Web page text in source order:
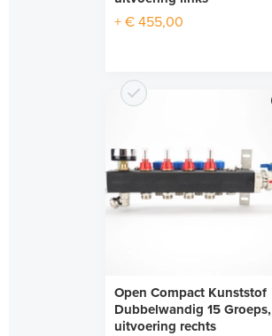
+ € 455,00
Open Compact Kunststof
Dubbelwandig 15 Groeps,
uitvoering rechts